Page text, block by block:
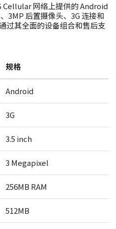
Cellular 网络上提供的 Android
3MP 后置摄像头、3G 连接和
过其全面的设备组合和售后支
规格
Android
3G
3.5 inch
3 Megapixel
256MB RAM
512MB